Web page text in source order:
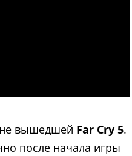
не вышедшей Far Cry 5.
после начала игры